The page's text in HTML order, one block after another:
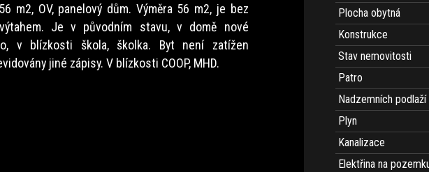
m2, OV, panelový dům. Výměra 56 m2, je bez
Je v původním stavu, v domě nové
v blízkosti škola, školka. Byt není zatížen
jiné zápisy. V blízkosti COOP, MHD.
Plocha obytná
Konstrukce
Stav nemovitosti
Patro
Nadzemních podlaží
Plyn
Kanalizace
Elektřina na